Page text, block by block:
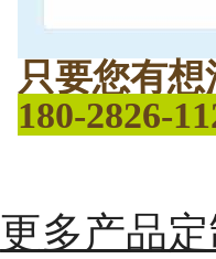
只要您有
180-2826-
更多